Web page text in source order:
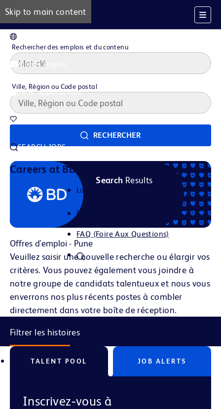
Skip to main content
Alertes emploi
Gérer applications
SEARCH JOBS
Careers at BD
La vie Chez BD
Domaines de Carrière
FAQ (Foire Aux Questions)
Rechercher des emplois et du contenu
Ville, Région ou Code postal
RECHERCHER
Search Results
Offres d'emploi - Pune
Veuillez saisir une nouvelle recherche ou élargir vos
critères. Vous pouvez également vous joindre à
notre groupe de candidats talentueux et nous vous
enverrons nos plus récents postes à combler
directement dans votre boîte de réception.
Filtrer les histoires
TALENT POOL JOB ALERTS
Inscrivez‑vous à